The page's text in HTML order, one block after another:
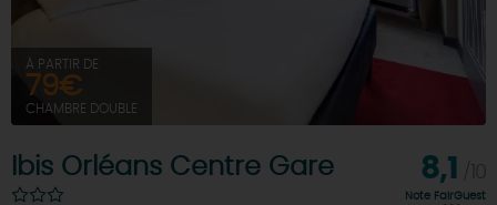
À PARTIR DE
79€
CHAMBRE DOUBLE
Ibis Orléans Centre Gare 8,1
Note FairGuest